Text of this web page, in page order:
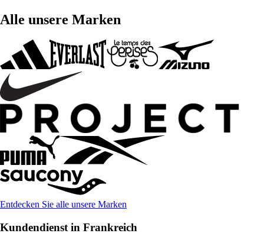
Alle unsere Marken
Entdecken Sie alle unsere Marken
Kundendienst in Frankreich